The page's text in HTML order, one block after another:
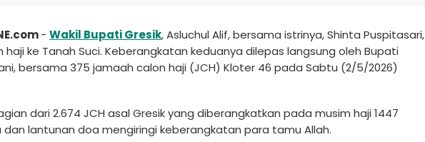
- Wakil Bupati Gresik, Asluchul Alif, bersama istrinya, Shinta Puspitasari,
ke Tanah Suci. Keberangkatan keduanya dilepas langsung oleh Bupati
bersama 375 jamaah calon haji (JCH) Kloter 46 pada Sabtu (2/5/2026)
dari 2.674 JCH asal Gresik yang diberangkatkan pada musim haji 1447
dan lantunan doa mengiringi keberangkatan para tamu Allah.